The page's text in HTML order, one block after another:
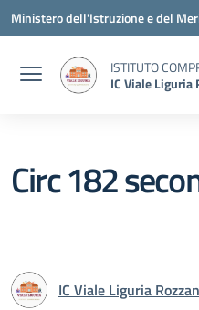
Vai ai contenuti
Vai al menu di navigazione
Vai al footer
Ministero dell'Istruzione e del
ISTITUTO
IC Viale Liguria
Circ 182
IC Viale Liguria